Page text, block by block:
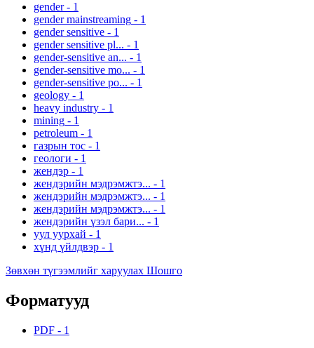
gender - 1
gender mainstreaming - 1
gender sensitive - 1
gender sensitive pl... - 1
gender-sensitive an... - 1
gender-sensitive mo... - 1
gender-sensitive po... - 1
geology - 1
heavy industry - 1
mining - 1
petroleum - 1
газрын тос - 1
геологи - 1
жендэр - 1
жендэрийн мэдрэмжтэ... - 1
жендэрийн мэдрэмжтэ... - 1
жендэрийн мэдрэмжтэ... - 1
жендэрийн үзэл бари... - 1
уул уурхай - 1
хүнд үйлдвэр - 1
Зөвхөн түгээмлийг харуулах Шошго
Форматууд
PDF - 1